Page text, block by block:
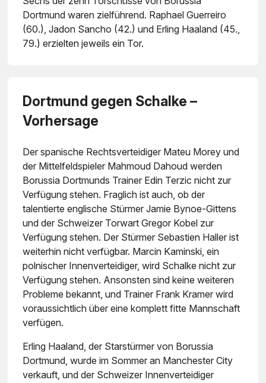
Dortmund waren zielführend. Raphael Guerreiro
(60.), Jadon Sancho (42.) und Erling Haaland (45.,
79.) erzielten jeweils ein Tor.
Dortmund gegen Schalke –
Vorhersage
Der spanische Rechtsverteidiger Mateu Morey und
der Mittelfeldspieler Mahmoud Dahoud werden
Borussia Dortmunds Trainer Edin Terzic nicht zur
Verfügung stehen. Fraglich ist auch, ob der
talentierte englische Stürmer Jamie Bynoe-Gittens
und der Schweizer Torwart Gregor Kobel zur
Verfügung stehen. Der Stürmer Sebastien Haller ist
weiterhin nicht verfügbar. Marcin Kaminski, ein
polnischer Innenverteidiger, wird Schalke nicht zur
Verfügung stehen. Ansonsten sind keine weiteren
Probleme bekannt, und Trainer Frank Kramer wird
voraussichtlich über eine komplett fitte Mannschaft
verfügen.
Erling Haaland, der Starstürmer von Borussia
Dortmund, wurde im Sommer an Manchester City
verkauft, und der Schweizer Innenverteidiger